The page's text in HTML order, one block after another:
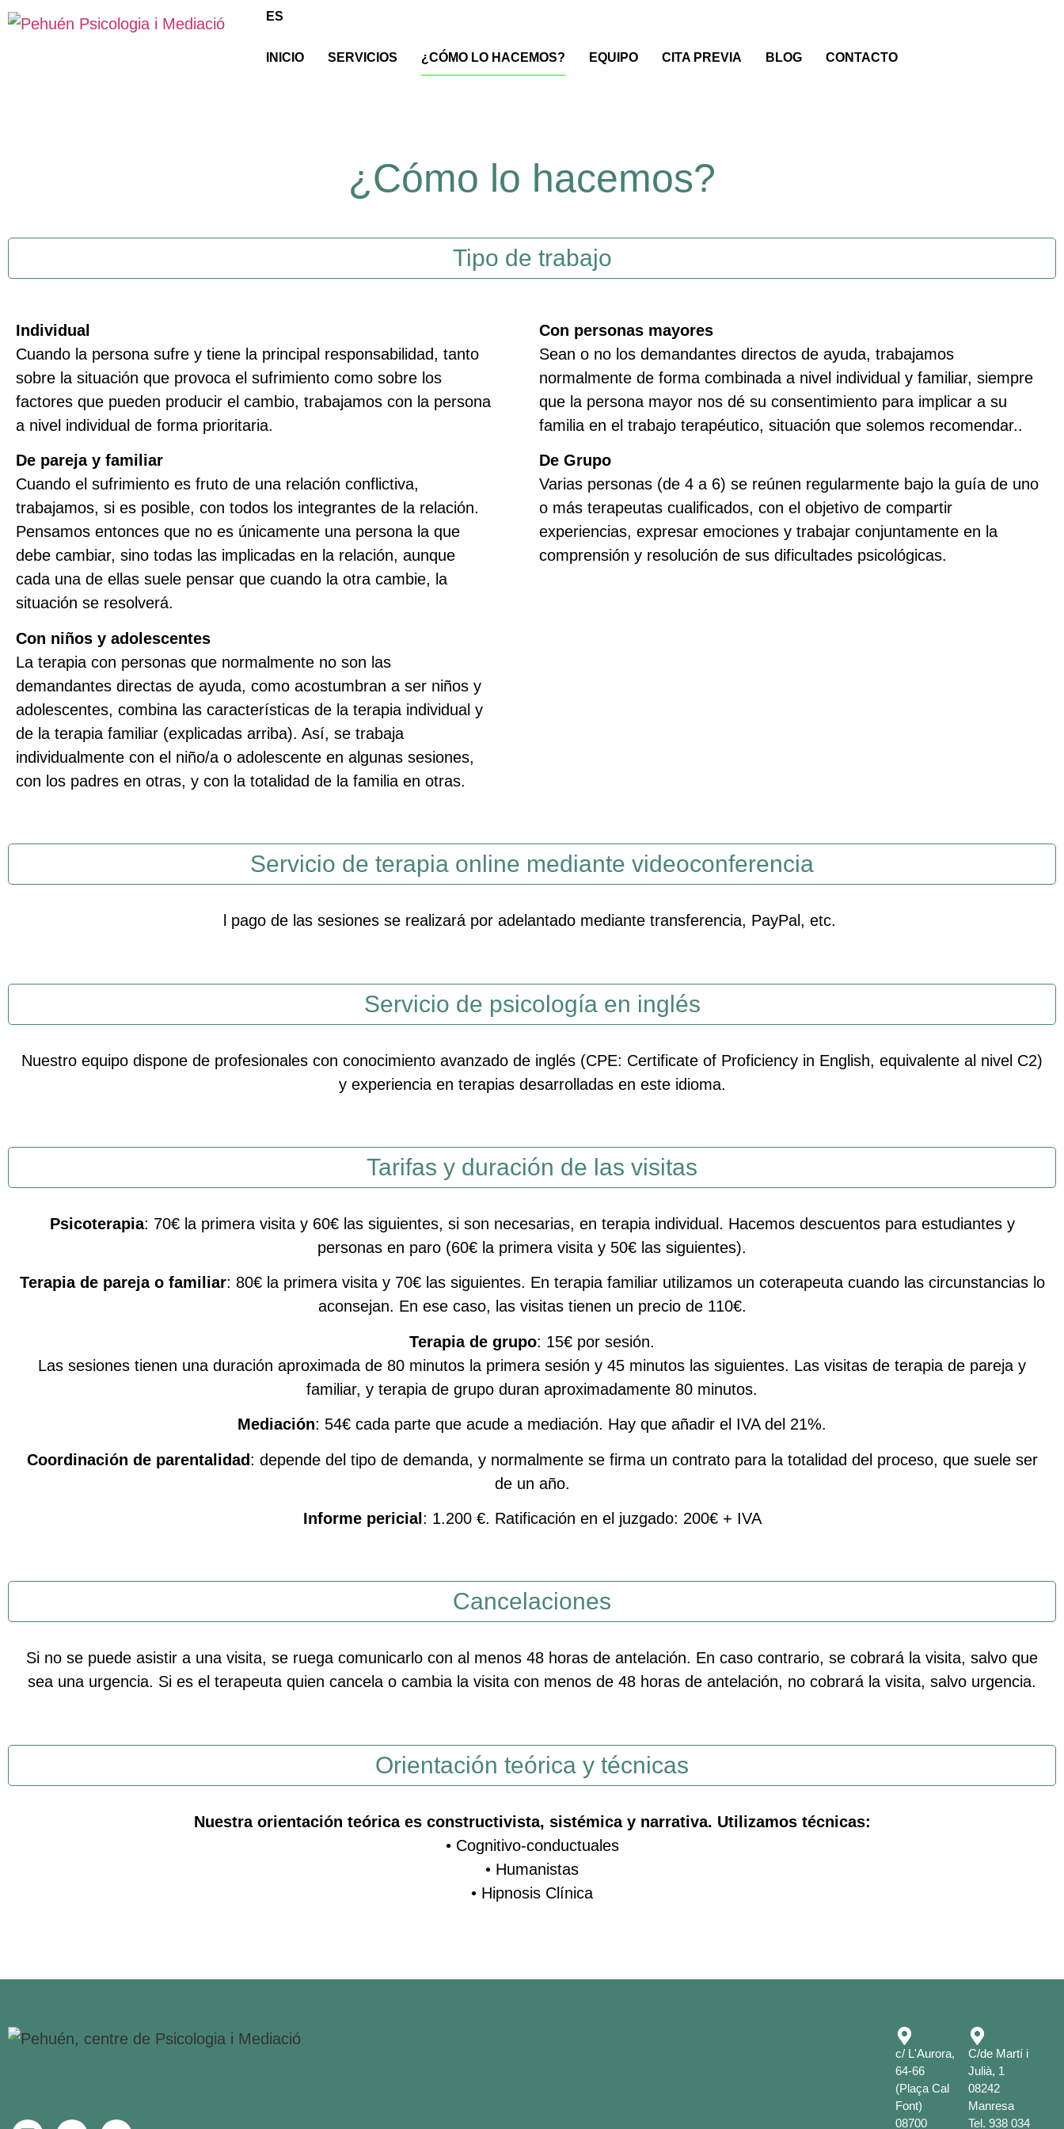
ES
INICIO SERVICIOS ¿CÓMO LO HACEMOS? EQUIPO CITA PREVIA BLOG CONTACTO
¿Cómo lo hacemos?
Tipo de trabajo
Individual
Cuando la persona sufre y tiene la principal responsabilidad, tanto
sobre la situación que provoca el sufrimiento como sobre los
factores que pueden producir el cambio, trabajamos con la persona
a nivel individual de forma prioritaria.
De pareja y familiar
Cuando el sufrimiento es fruto de una relación conflictiva,
trabajamos, si es posible, con todos los integrantes de la relación.
Pensamos entonces que no es únicamente una persona la que
debe cambiar, sino todas las implicadas en la relación, aunque
cada una de ellas suele pensar que cuando la otra cambie, la
situación se resolverá.
Con niños y adolescentes
La terapia con personas que normalmente no son las
demandantes directas de ayuda, como acostumbran a ser niños y
adolescentes, combina las características de la terapia individual y
de la terapia familiar (explicadas arriba). Así, se trabaja
individualmente con el niño/a o adolescente en algunas sesiones,
con los padres en otras, y con la totalidad de la familia en otras.
Con personas mayores
Sean o no los demandantes directos de ayuda, trabajamos
normalmente de forma combinada a nivel individual y familiar, siempre
que la persona mayor nos dé su consentimiento para implicar a su
familia en el trabajo terapéutico, situación que solemos recomendar..
De Grupo
Varias personas (de 4 a 6) se reúnen regularmente bajo la guía de uno
o más terapeutas cualificados, con el objetivo de compartir
experiencias, expresar emociones y trabajar conjuntamente en la
comprensión y resolución de sus dificultades psicológicas.
Servicio de terapia online mediante videoconferencia
l pago de las sesiones se realizará por adelantado mediante transferencia, PayPal, etc.
Servicio de psicología en inglés
Nuestro equipo dispone de profesionales con conocimiento avanzado de inglés (CPE: Certificate of Proficiency in English, equivalente al nivel C2)
y experiencia en terapias desarrolladas en este idioma.
Tarifas y duración de las visitas
Psicoterapia: 70€ la primera visita y 60€ las siguientes, si son necesarias, en terapia individual. Hacemos descuentos para estudiantes y
personas en paro (60€ la primera visita y 50€ las siguientes).
Terapia de pareja o familiar: 80€ la primera visita y 70€ las siguientes. En terapia familiar utilizamos un coterapeuta cuando las circunstancias lo
aconsejan. En ese caso, las visitas tienen un precio de 110€.
Terapia de grupo: 15€ por sesión.
Las sesiones tienen una duración aproximada de 80 minutos la primera sesión y 45 minutos las siguientes. Las visitas de terapia de pareja y
familiar, y terapia de grupo duran aproximadamente 80 minutos.
Mediación: 54€ cada parte que acude a mediación. Hay que añadir el IVA del 21%.
Coordinación de parentalidad: depende del tipo de demanda, y normalmente se firma un contrato para la totalidad del proceso, que suele ser
de un año.
Informe pericial : 1.200 €. Ratificación en el juzgado: 200€ + IVA
Cancelaciones
Si no se puede asistir a una visita, se ruega comunicarlo con al menos 48 horas de antelación. En caso contrario, se cobrará la visita, salvo que
sea una urgencia. Si es el terapeuta quien cancela o cambia la visita con menos de 48 horas de antelación, no cobrará la visita, salvo urgencia.
Orientación teórica y técnicas
Nuestra orientación teórica es constructivista, sistémica y narrativa. Utilizamos técnicas:
• Cognitivo-conductuales
• Humanistas
• Hipnosis Clínica
c/ L'Aurora,
64-66
(Plaça Cal
Font)
08700
C/de Martí i
Julià, 1
08242
Manresa
Tel. 938 034